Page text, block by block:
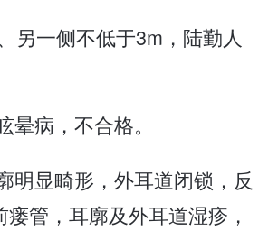
另一侧不低于3m，陆勤人
晕病，不合格。
明显畸形，外耳道闭锁，反
管，耳廓及外耳道湿疹，